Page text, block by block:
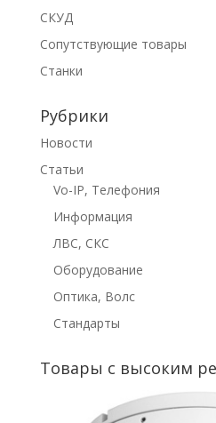
СКУД
Сопутствующие товары
Станки
Рубрики
Новости
Статьи
Vo-IP, Телефония
Информация
ЛВС, СКС
Оборудование
Оптика, Волс
Стандарты
Товары с высоким